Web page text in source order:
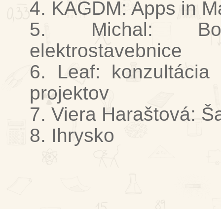
4. KAGDM: Apps in
5. Michal:
elektrostavebnice
6. Leaf: konzultácia
projektov
7. Viera Haraštová:
8. Ihrysko